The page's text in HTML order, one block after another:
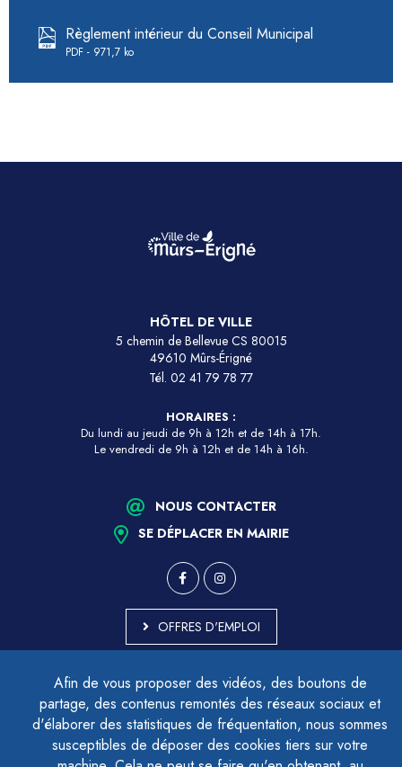
Afin de vous proposer des vidéos, des boutons de
partage, des contenus remontés des réseaux sociaux et
d'élaborer des statistiques de fréquentation, nous sommes
susceptibles de déposer des cookies tiers sur votre
Règlement intérieur du Conseil Municipal
PDF 971,7 ko
HÔTEL DE VILLE
5 chemin de Bellevue CS 80015
49610 Mûrs-Érigné
Tél. 02 41 79 78 77
HORAIRES :
Du lundi au jeudi de 9h à 12h et de 14h à 17h.
Le vendredi de 9h à 12h et de 14h à 16h.
NOUS CONTACTER
SE DÉPLACER EN MAIRIE
OFFRES D'EMPLOI
ACCESSIBILITÉ - PARTIELLEMENT CONFORME
PLAN DU SITE
MENTIONS LÉGALES
CONTACTER LE DÉLÉGUÉ À LA PROTECTION DES DONNÉES
GESTION DES COOKIES